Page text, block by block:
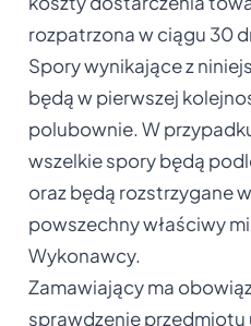
rozpatrzona w ciągu 30
Spory wynikające z
będą w pierwszej
polubownie. W
wszelkie spory będą
oraz będą rozstrzygane
powszechny właściwy
Wykonawcy.
Zamawiający ma
sprawdzenie przedmiotu